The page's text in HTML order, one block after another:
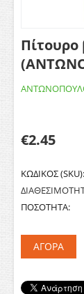
Πίτουρο
€2.45
ΚΩΔΙΚΟΣ (SKU):
ΠΟΣΟΤΗΤΑ:
ΑΓΟΡΆ